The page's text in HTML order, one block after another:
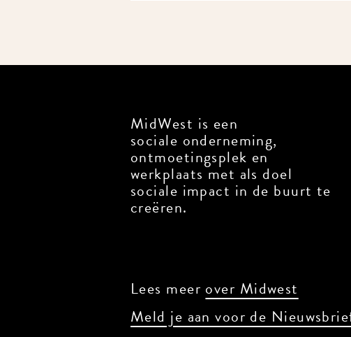
MidWest is een
sociale onderneming,
ontmoetingsplek en
werkplaats met als doel
sociale impact in de buurt te
creëren.
Lees meer over Midwest
Meld je aan voor de Nieuwsbrief